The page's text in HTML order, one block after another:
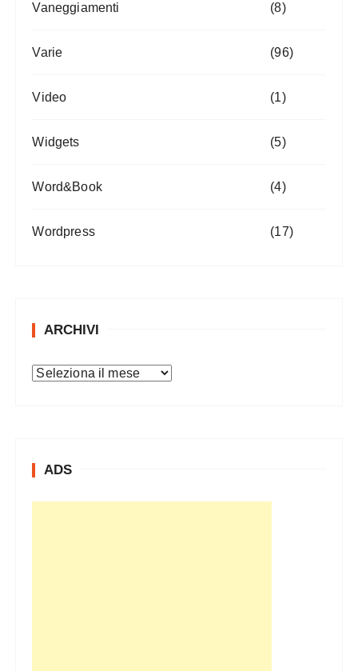
Vaneggiamenti (8)
Varie (96)
Video (1)
Widgets (5)
Word&Book (4)
Wordpress (17)
ARCHIVI
A
ADS